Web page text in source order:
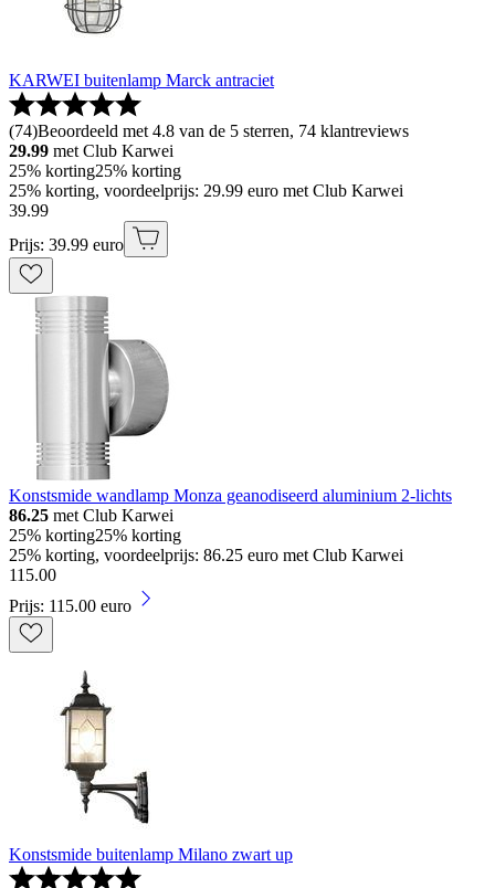
KARWEI buitenlamp Marck antraciet
(74)Beoordeeld met 4.8 van de 5 sterren, 74 klantreviews
29.99 met Club Karwei
25% korting25% korting
25% korting, voordeelprijs: 29.99 euro met Club Karwei
39.99
Prijs: 39.99 euro
Konstsmide wandlamp Monza geanodiseerd aluminium 2-lichts
86.25 met Club Karwei
25% korting25% korting
25% korting, voordeelprijs: 86.25 euro met Club Karwei
115.00
Prijs: 115.00 euro
Konstsmide buitenlamp Milano zwart up